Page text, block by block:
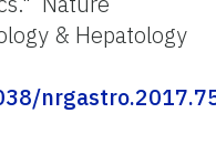
& Hepatology